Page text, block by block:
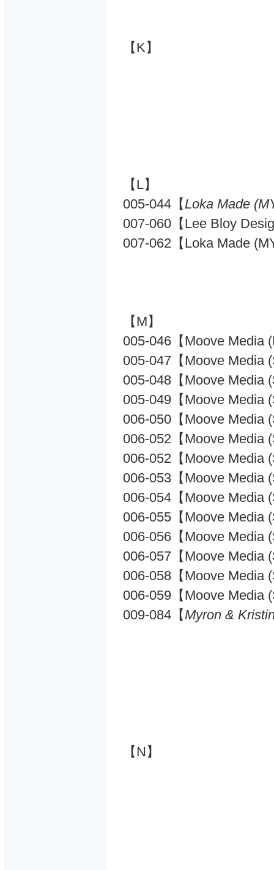
【K】
【L】
005-044【Loka Made
007-060【Lee Bloy
007-062【Loka Made
【M】
005-046【Moove Media
005-047【Moove Media
005-048【Moove Media
005-049【Moove Media
006-050【Moove Media
006-052【Moove Media
006-052【Moove Media
006-053【Moove Media
006-054【Moove Media
006-055【Moove Media
006-056【Moove Media
006-057【Moove Media
006-058【Moove Media
006-059【Moove Media
009-084【Myron &
【N】